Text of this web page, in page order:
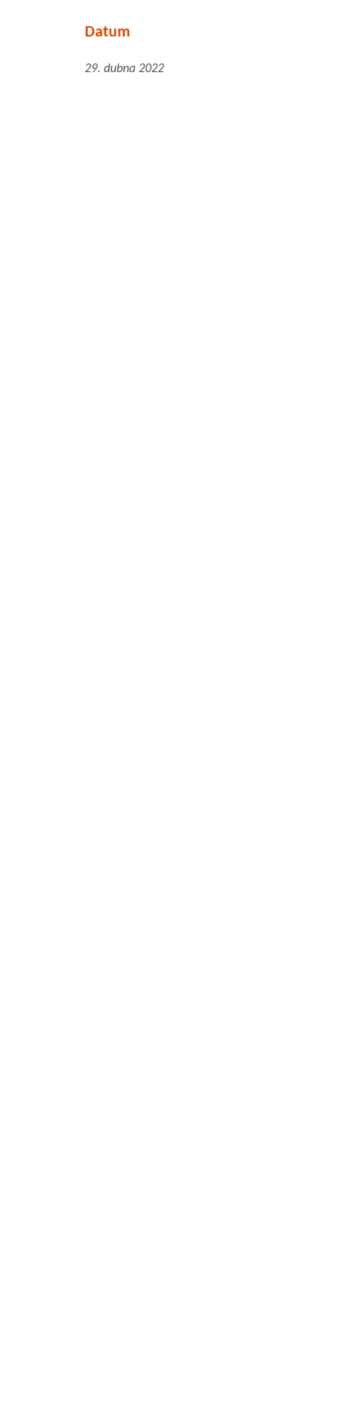
Datum
29. dubna 2022